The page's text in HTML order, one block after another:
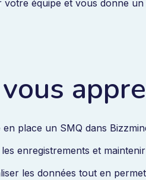
votre équipe et vous donne
place un SMQ dans
enregistrements et
les données tout en